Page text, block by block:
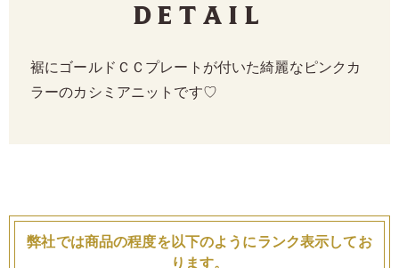
Detail
裾にゴールドＣＣプレートが付いた綺麗なピンクカ
ラーのカシミアニットです♡
弊社では商品の程度を以下のようにランク表示してお
ります。